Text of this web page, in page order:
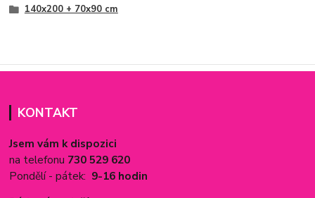
140x200 + 70x90 cm
KONTAKT
Jsem vám k dispozici
na telefonu 730 529 620
Pondělí - pátek: 9-16 hodin